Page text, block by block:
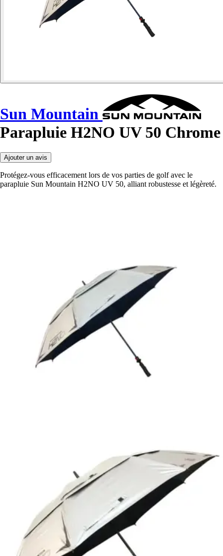
Sun Mountain
Parapluie H2NO UV 50 Chrome
Ajouter un avis
Protégez-vous efficacement lors de vos parties de golf avec le
parapluie Sun Mountain H2NO UV 50, alliant robustesse et légèreté.